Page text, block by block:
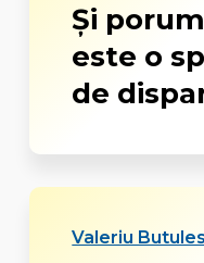
Şi
este o
de
Valeriu